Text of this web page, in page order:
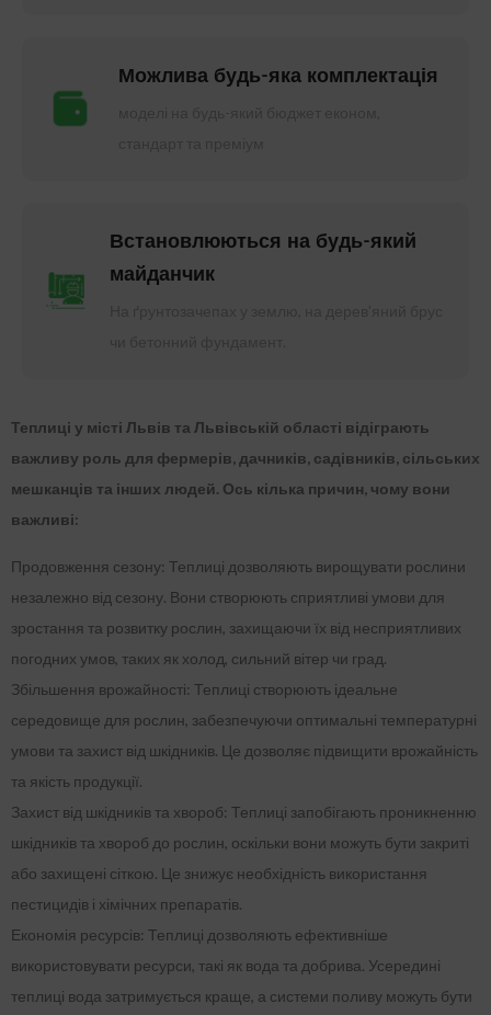
Можлива будь-яка комплектація
Встановлюються на будь-який
майданчик
Теплиці у місті Львів та Львівській області відіграють
важливу роль для фермерів, дачників, садівників, сільських
мешканців та інших людей. Ось кілька причин, чому вони
важливі:
Продовження сезону: Теплиці дозволяють вирощувати рослини
незалежно від сезону. Вони створюють сприятливі умови для
зростання та розвитку рослин, захищаючи їх від несприятливих
погодних умов, таких як холод, сильний вітер чи град.
Збільшення врожайності: Теплиці створюють ідеальне
середовище для рослин, забезпечуючи оптимальні температурні
умови та захист від шкідників. Це дозволяє підвищити врожайність
та якість продукції.
Захист від шкідників та хвороб: Теплиці запобігають проникненню
шкідників та хвороб до рослин, оскільки вони можуть бути закриті
або захищені сіткою. Це знижує необхідність використання
пестицидів і хімічних препаратів.
Економія ресурсів: Теплиці дозволяють ефективніше
використовувати ресурси, такі як вода та добрива. Усередині
теплиці вода затримується краще, а системи поливу можуть бути